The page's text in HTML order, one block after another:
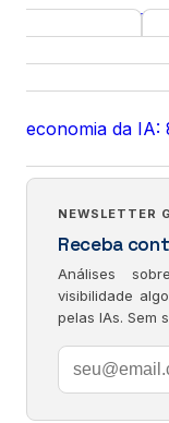
de Projetos GEO
Jornada
economia da IA:
NEWSLETTER
Receba
Análises
visibilidade
pelas IAs. Sem